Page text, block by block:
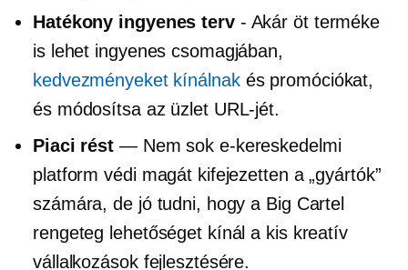
Hatékony ingyenes terv- Akár öt terméke
is lehet ingyenes csomagjában,
kedvezményeket kínálnakés promóciókat,
és módosítsa az üzlet URL-jét.
Piaci rést — Nem sok e-kereskedelmi
platform védi magát kifejezetten a „gyártók”
számára, de jó tudni, hogy a Big Cartel
rengeteg lehetőséget kínál a kis kreatív
vállalkozások fejlesztésére.